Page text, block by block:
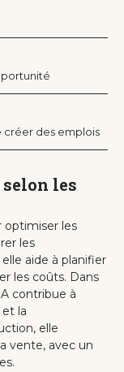
créer des emplois
les
optimiser les
les
aide à planifier
les coûts. Dans
contribue à
la
elle
vente, avec un